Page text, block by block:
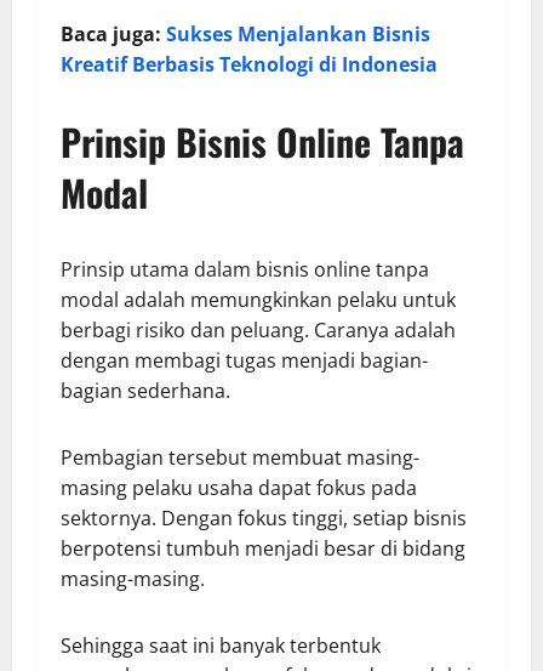
Baca juga: Sukses Menjalankan Bisnis
Kreatif Berbasis Teknologi di Indonesia
Prinsip Bisnis Online Tanpa
Modal
Prinsip utama dalam bisnis online tanpa
modal adalah memungkinkan pelaku untuk
berbagi risiko dan peluang. Caranya adalah
dengan membagi tugas menjadi bagian-
bagian sederhana.
Pembagian tersebut membuat masing-
masing pelaku usaha dapat fokus pada
sektornya. Dengan fokus tinggi, setiap bisnis
berpotensi tumbuh menjadi besar di bidang
masing-masing.
Sehingga saat ini banyak terbentuk